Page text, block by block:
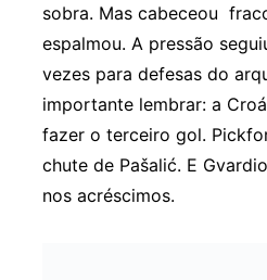
sobra. Mas cabeceou
espalmou. A pressão
vezes para defesas do
importante lembrar: a
fazer o terceiro gol.
chute de Pašalić. E
nos acréscimos.